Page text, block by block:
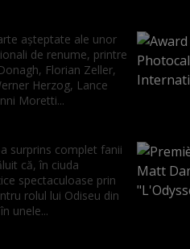
aşteptate ale unor
de renume, printre
Florian Zeller,
Herzog, Lance
Moretti...
surprins complet fanii
că, în ciuda
spectaculoase prin
rolul lui Odiseu din
unele...